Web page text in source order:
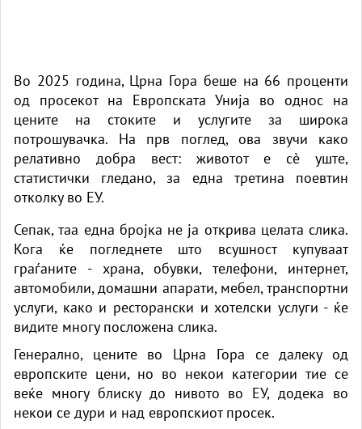
Во 2025 година, Црна Гора беше на 66 проценти
од просекот на Европската Унија во однос на
цените на стоките и услугите за широка
потрошувачка. На прв поглед, ова звучи како
релативно добра вест: животот е сè уште,
статистички гледано, за една третина поевтин
отколку во ЕУ.
Сепак, таа една бројка не ја открива целата слика.
Кога ќе погледнете што всушност купуваат
граѓаните - храна, обувки, телефони, интернет,
автомобили, домашни апарати, мебел, транспортни
услуги, како и ресторански и хотелски услуги - ќе
видите многу посложена слика.
Генерално, цените во Црна Гора се далеку од
европските цени, но во некои категории тие се
веќе многу блиску до нивото во ЕУ, додека во
некои се дури и над европскиот просек.